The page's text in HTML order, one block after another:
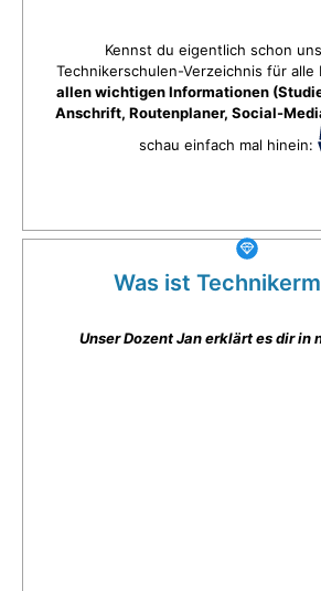
Kennst du eigentlich schon
Technikerschulen-Verzeichnis für alle
allen wichtigen Informationen
Anschrift, Routenplaner, Social-
schau einfach mal hinein:
Was ist
Unser Dozent Jan erklärt es dir in